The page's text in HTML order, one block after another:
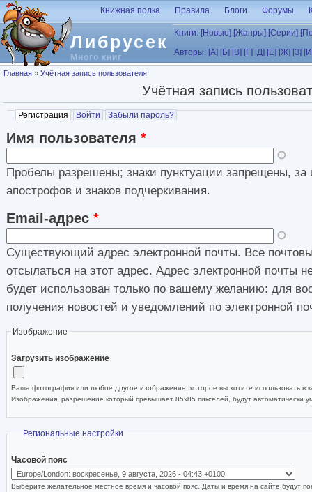
Перейти к основному содержанию
Либрусек
Много книг
Книжная полка Правила Блоги Форумы
Книги: [Новые] [Жанры] [Серии]
Авторы: [А] [Б] [В] [Г] [Д] [Е] [Ж] [З]
Вы здесь
Главная » Учётная запись пользователя
Учётная запись
Главные вкладки
Регистрация (активная вкладка)
Войти Забыли пароль?
Имя пользователя *
Пробелы разрешены; знаки пунктуации запрещены, за
апострофов и знаков подчеркивания.
Email-адрес *
Существующий адрес электронной почты. Все
отсылаться на этот адрес. Адрес электронной почты
будет использован только по вашему желанию: для
получения новостей и уведомлений по электронной
Изображение
Загрузить изображение
Ваша фотография или любое другое изображение, которое вы хотите использовать в
Изображения, разрешение который превышает 85x85 пикселей, будут автоматически
Скрыть
Региональные настройки
Часовой пояс
Выберите желательное местное время и часовой пояс. Даты и время на сайте будут